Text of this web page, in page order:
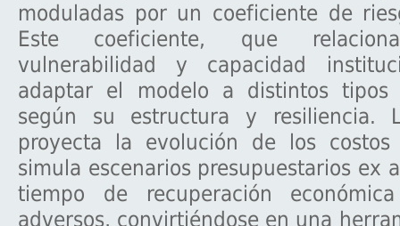
moduladas por un coeficiente de
Este coeficiente, que
vulnerabilidad y capacidad
adaptar el modelo a distintos tipos
según su estructura y resiliencia.
proyecta la evolución de los
simula escenarios presupuestarios ex
tiempo de recuperación
adversos, convirtiéndose en una